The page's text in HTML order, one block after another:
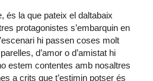
és la que pateix el daltabaix
protagonistes s’embarquin en
hi passen coses molt
d’amor o d’amistat hi
estem contentes amb nosaltres
a crits que t’estimin potser és